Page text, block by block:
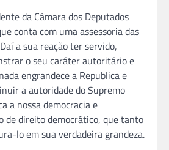
da Câmara dos Deputados
conta com uma assessoria das
a sua reação ter servido,
o seu caráter autoritário e
engrandece a Republica e
a autoridade do Supremo
a nossa democracia e
de direito democrático, que tanto
lo em sua verdadeira grandeza.